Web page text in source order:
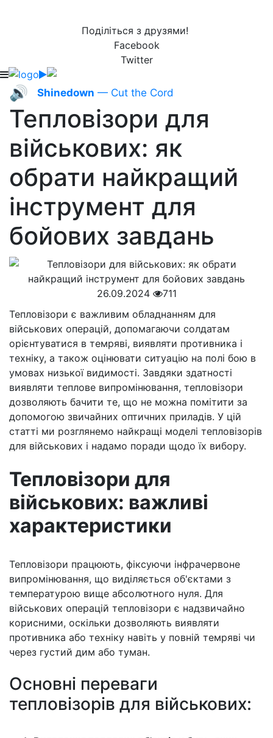
Поділіться з друзями!
Facebook
Twitter
🔊 Shinedown — Cut the Cord
Тепловізори для
військових: як
обрати найкращий
інструмент для
бойових завдань
26.09.2024
711
Тепловізори є важливим обладнанням для
військових операцій, допомагаючи солдатам
орієнтуватися в темряві, виявляти противника і
техніку, а також оцінювати ситуацію на полі бою в
умовах низької видимості. Завдяки здатності
виявляти теплове випромінювання, тепловізори
дозволяють бачити те, що не можна помітити за
допомогою звичайних оптичних приладів. У цій
статті ми розглянемо найкращі моделі тепловізорів
для військових і надамо поради щодо їх вибору.
Тепловізори для
військових: важливі
характеристики
Тепловізори працюють, фіксуючи інфрачервоне
випромінювання, що виділяється об'єктами з
температурою вище абсолютного нуля. Для
військових операцій тепловізори є надзвичайно
корисними, оскільки дозволяють виявляти
противника або техніку навіть у повній темряві чи
через густий дим або туман.
Основні переваги
тепловізорів для військових: